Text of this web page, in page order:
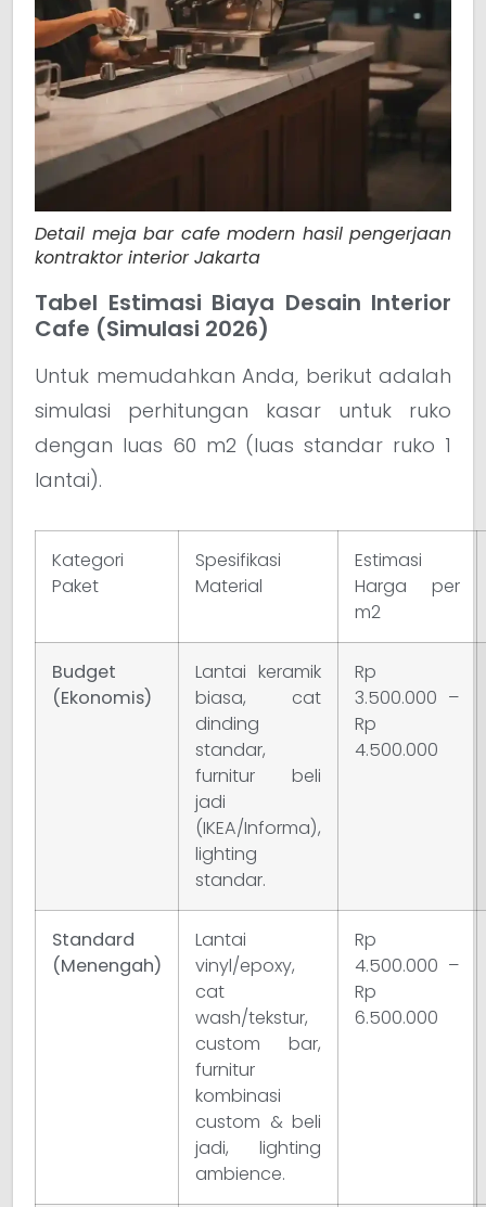
Detail meja bar cafe modern hasil pengerjaan
kontraktor interior Jakarta
Tabel Estimasi Biaya Desain Interior
Cafe (Simulasi 2026)
Untuk memudahkan Anda, berikut adalah
simulasi perhitungan kasar untuk ruko
dengan luas 60 m2 (luas standar ruko 1
lantai).
Kategori
Paket
Spesifikasi
Material
Estimasi
Harga per
m2
Budget
(Ekonomis)
Lantai keramik
biasa, cat
dinding
standar,
furnitur beli
jadi
(IKEA/Informa),
lighting
standar.
Rp
3.500.000 –
Rp
4.500.000
Standard
(Menengah)
Lantai
vinyl/epoxy,
cat
wash/tekstur,
custom bar,
furnitur
kombinasi
custom & beli
jadi, lighting
ambience.
Rp
4.500.000 –
Rp
6.500.000